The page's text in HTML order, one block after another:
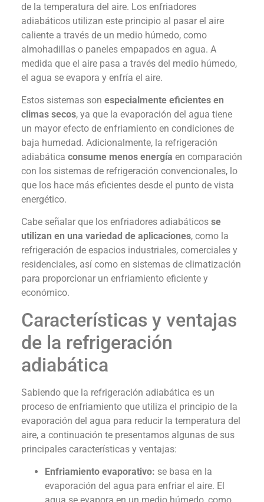
de la temperatura del aire. Los enfriadores
adiabáticos utilizan este principio al pasar el aire
caliente a través de un medio húmedo, como
almohadillas o paneles empapados en agua. A
medida que el aire pasa a través del medio húmedo,
el agua se evapora y enfría el aire.
Estos sistemas son especialmente eficientes en
climas secos, ya que la evaporación del agua tiene
un mayor efecto de enfriamiento en condiciones de
baja humedad. Adicionalmente, la refrigeración
adiabática consume menos energía en comparación
con los sistemas de refrigeración convencionales, lo
que los hace más eficientes desde el punto de vista
energético.
Cabe señalar que los enfriadores adiabáticos se
utilizan en una variedad de aplicaciones, como la
refrigeración de espacios industriales, comerciales y
residenciales, así como en sistemas de climatización
para proporcionar un enfriamiento eficiente y
económico.
Características y ventajas
de la refrigeración
adiabática
Sabiendo que la refrigeración adiabática es un
proceso de enfriamiento que utiliza el principio de la
evaporación del agua para reducir la temperatura del
aire, a continuación te presentamos algunas de sus
principales características y ventajas:
Enfriamiento evaporativo: se basa en la
evaporación del agua para enfriar el aire. El